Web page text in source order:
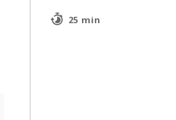
25 min